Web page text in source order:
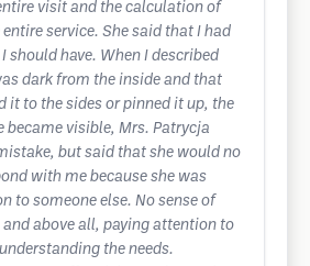
visit and the calculation of
service. She said that I had
should have. When I described
dark from the inside and that
it to the sides or pinned it up, the
became visible, Mrs. Patrycja
but said that she would no
with me because she was
to someone else. No sense of
above all, paying attention to
the needs.